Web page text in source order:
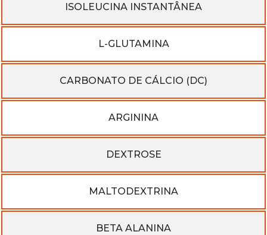
ISOLEUCINA INSTANTÂNEA
L-GLUTAMINA
CARBONATO DE CÁLCIO (DC)
ARGININA
DEXTROSE​
MALTODEXTRINA
BETA ALANINA